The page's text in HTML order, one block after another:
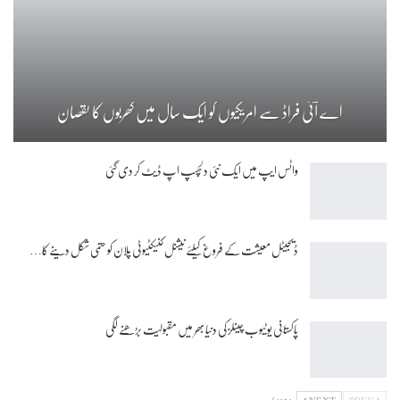
اے آئی فراڈ سے امریکیوں کو ایک سال میں کھربوں کا نقصان
واٹس ایپ میں ایک نئی دلچسپ اپ ڈیٹ کر دی گئی
ڈیجیٹل معیشت کے فروغ کیلئے نیشنل کنیکٹیوٹی پلان کو حتمی شکل دینے کا…
پاکستانی یوٹیوب چینلز کی دنیا بھر میں مقبولیت بڑھنے لگی